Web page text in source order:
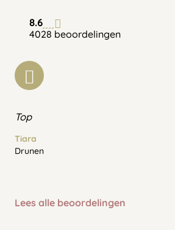
8.6
4028 beoordelingen
Top
Tiara
Drunen
Lees alle beoordelingen